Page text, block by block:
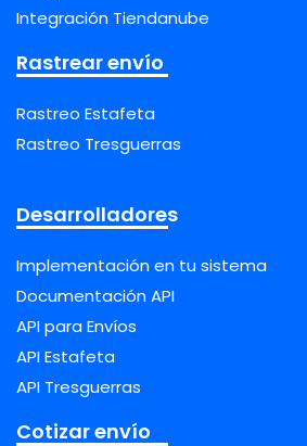
Integración Tiendanube
Rastrear envío
Rastreo Estafeta
Rastreo Tresguerras
Desarrolladores
Implementación en tu sistema
Documentación API
API para Envíos
API Estafeta
API Tresguerras
Cotizar envío